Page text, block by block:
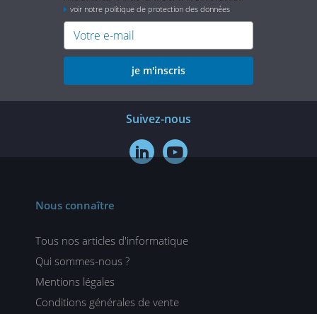
voir notre politique de protection des données
je m'inscris
Suivez-nous
 
Nous connaître
Tous nos articles d'informatique
Qui sommes-nous ?
Mentions légales
Conditions générales de vente